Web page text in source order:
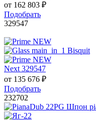
от 162 803 ₽
Подобрать
329547
Next 329547
от 135 676 ₽
Подобрать
232702